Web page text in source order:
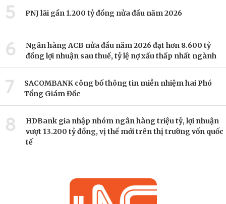
5 PNJ lãi gần 1.200 tỷ đồng nửa đầu năm 2026
6
Ngân hàng ACB nửa đầu năm 2026 đạt hơn 8.600 tỷ
đồng lợi nhuận sau thuế, tỷ lệ nợ xấu thấp nhất ngành
7
SACOMBANK công bố thông tin miễn nhiệm hai Phó
Tổng Giám Đốc
8
HDBank gia nhập nhóm ngân hàng triệu tỷ, lợi nhuận
vượt 13.200 tỷ đồng, vị thế mới trên thị trường vốn quốc
tế